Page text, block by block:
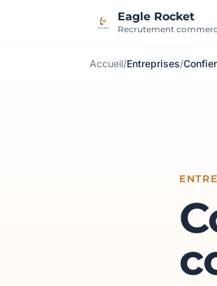
Eagle Rocket
Recrutement
Accueil/Entreprises/